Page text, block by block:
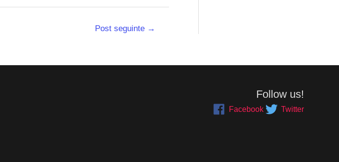
Post seguinte →
Follow us!
Facebook Twitter